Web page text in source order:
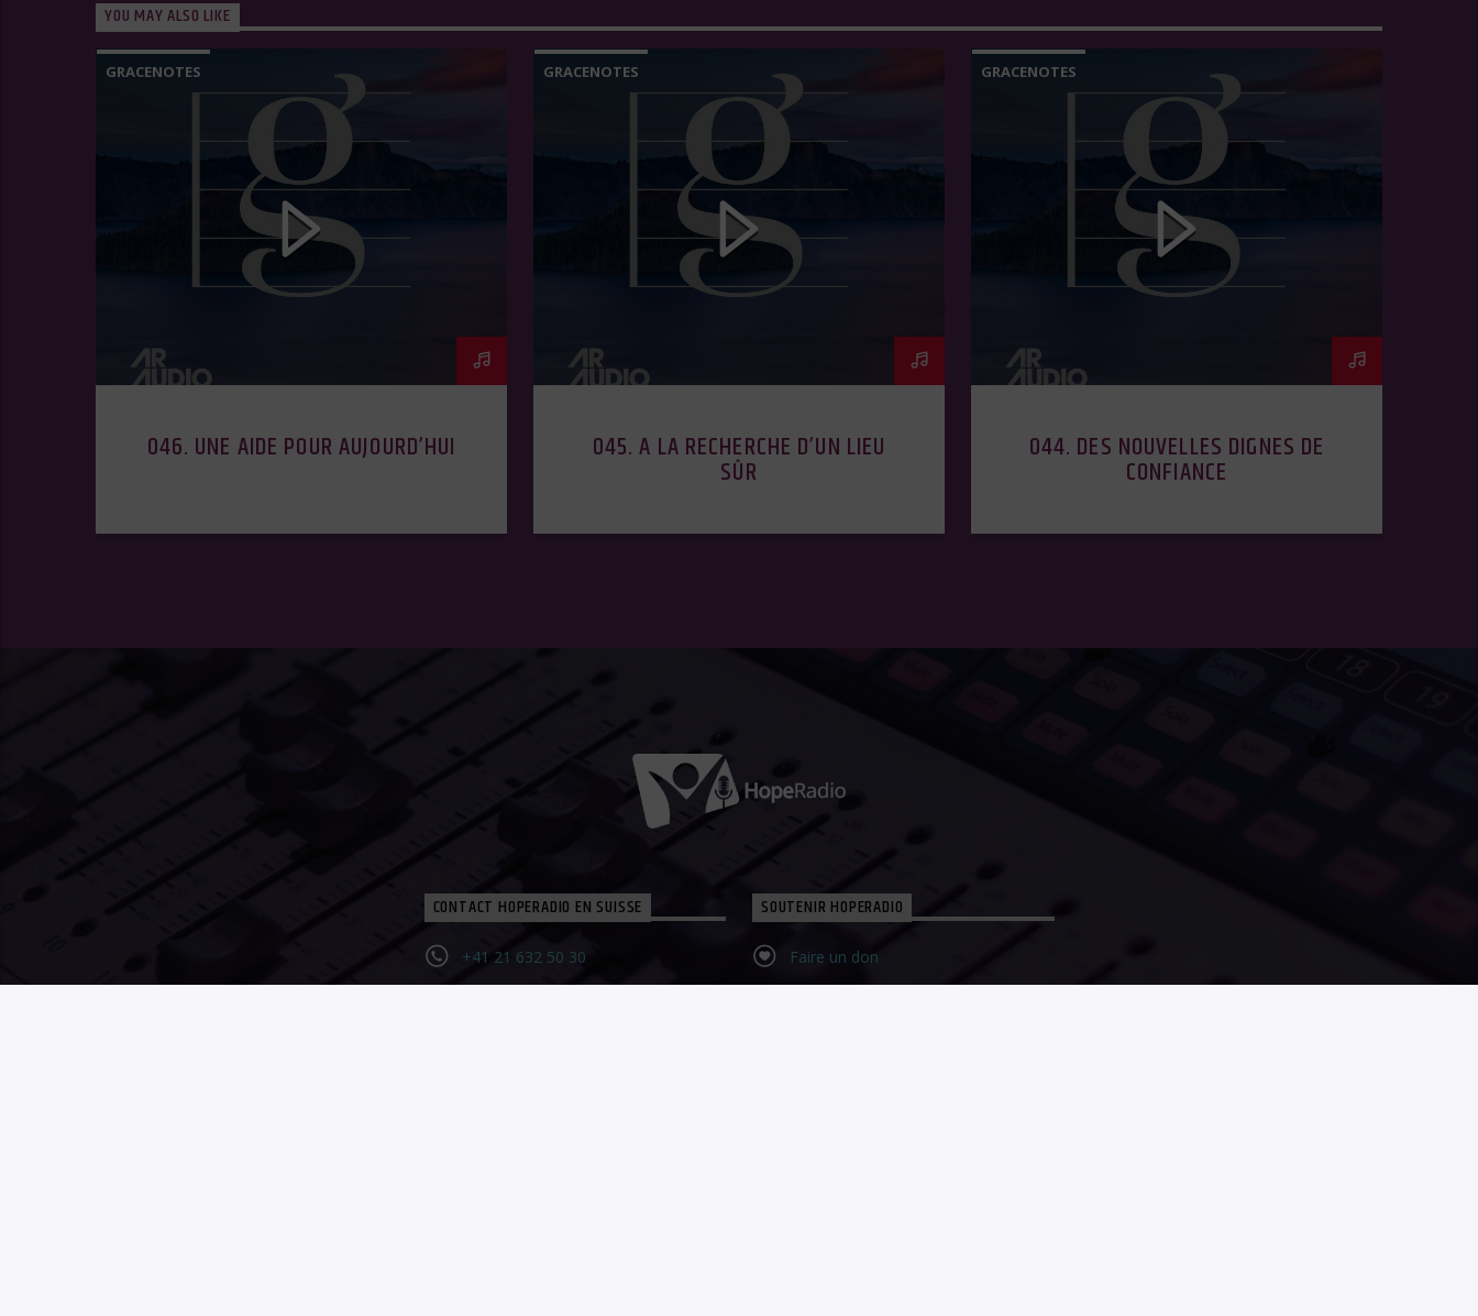
YOU MAY ALSO LIKE
GRACENOTES
046. UNE AIDE POUR AUJOURD’HUI
GRACENOTES
045. A LA RECHERCHE D’UN LIEU
SÛR
GRACENOTES
044. DES NOUVELLES DIGNES DE
CONFIANCE
CONTACT HOPERADIO EN SUISSE
+41 21 632 50 30‬
SOUTENIR HOPERADIO
Faire un don